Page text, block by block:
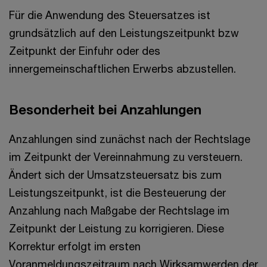
Für die Anwendung des Steuersatzes ist
grundsätzlich auf den Leistungszeitpunkt bzw
Zeitpunkt der Einfuhr oder des
innergemeinschaftlichen Erwerbs abzustellen.
Besonderheit bei Anzahlungen
Anzahlungen sind zunächst nach der Rechtslage
im Zeitpunkt der Vereinnahmung zu versteuern.
Ändert sich der Umsatzsteuersatz bis zum
Leistungszeitpunkt, ist die Besteuerung der
Anzahlung nach Maßgabe der Rechtslage im
Zeitpunkt der Leistung zu korrigieren. Diese
Korrektur erfolgt im ersten
Voranmeldungszeitraum nach Wirksamwerden der